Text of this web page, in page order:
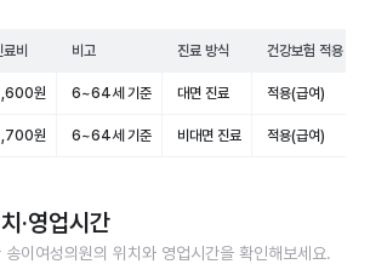
료비 비고 진료 방식 건강보험 적용
원 6~64세 기준 대면 진료 적용(급여)
원 6~64세 기준 비대면 진료 적용(급여)
·영업시간
송이여성의원의 위치와 영업시간을 확인해보세요.